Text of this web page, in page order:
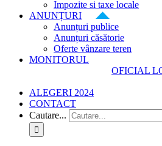
Impozite si taxe locale
ANUNȚURI
Anunțuri publice
Anunțuri căsătorie
Oferte vânzare teren
MONITORUL
OFICIAL
ALEGERI 2024
CONTACT
Cautare...